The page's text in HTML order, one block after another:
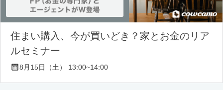
住まい購入、今が買いどき？家とお金のリア
ルセミナー
8月15日（土） 13:00~14:00